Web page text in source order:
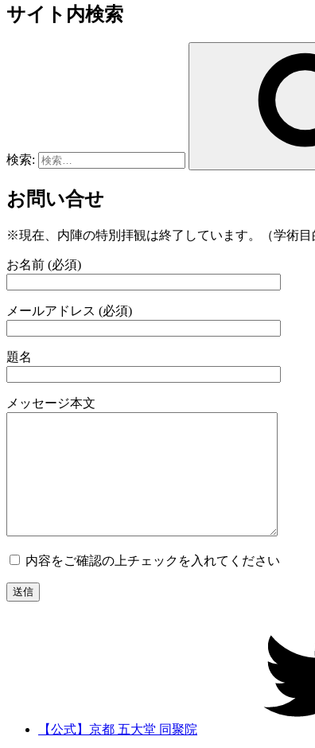
サイト内検索
検索:
お問い合せ
※現在、内陣の特別拝観は終了しています。（学術
お名前 (必須)
メールアドレス (必須)
題名
メッセージ本文
内容をご確認の上チェックを入れてください
【公式】京都 五大堂 同聚院